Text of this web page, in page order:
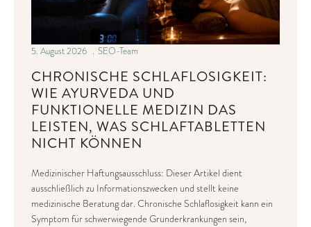
CHRONISCHE SCHLAFLOSIGKEIT:
WIE AYURVEDA UND
FUNKTIONELLE MEDIZIN DAS
LEISTEN, WAS SCHLAFTABLETTEN
NICHT KÖNNEN
5. August 2026 SEO-Team
Medizinischer Haftungsausschluss: Dieser Artikel dient
ausschließlich zu Informationszwecken und stellt keine
medizinische Beratung dar. Chronische Schlaflosigkeit kann ein
Symptom für schwerwiegende Grunderkrankungen sein,